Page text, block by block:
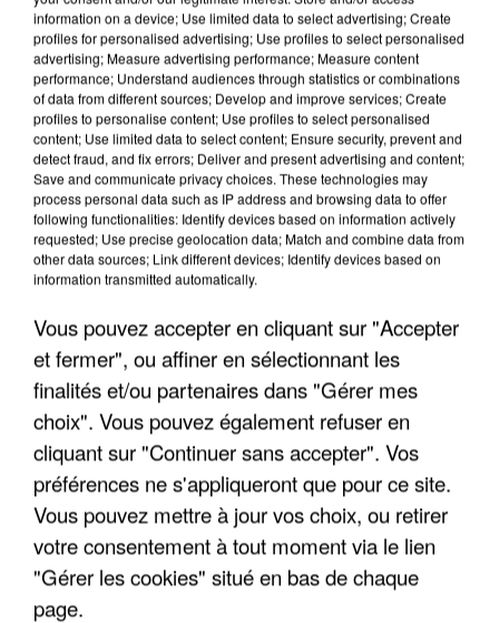
APRÈS TOUTES CES CANICULES, LES REFUGES
DE FAUNE SAUVAGE SONT...
information on a device; Use limited data to select advertising; Create
profiles for personalised advertising; Use profiles to select personalised
advertising; Measure advertising performance; Measure content
performance; Understand audiences through statistics or combinations
of data from different sources; Develop and improve services; Create
profiles to personalise content; Use profiles to select personalised
content; Use limited data to select content; Ensure security, prevent and
detect fraud, and fix errors; Deliver and present advertising and content;
Save and communicate privacy choices. These technologies may
process personal data such as IP address and browsing data to offer
following functionalities: Identify devices based on information actively
requested; Use precise geolocation data; Match and combine data from
other data sources; Link different devices; Identify devices based on
information transmitted automatically.
Vous pouvez accepter en cliquant sur "Accepter
et fermer", ou affiner en sélectionnant les
finalités et/ou partenaires dans "Gérer mes
choix". Vous pouvez également refuser en
cliquant sur "Continuer sans accepter". Vos
préférences ne s'appliqueront que pour ce site.
Vous pouvez mettre à jour vos choix, ou retirer
votre consentement à tout moment via le lien
"Gérer les cookies" situé en bas de chaque
page.